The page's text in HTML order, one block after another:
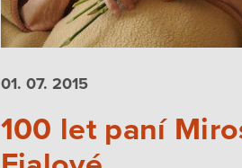
01. 07. 2015
100 let paní